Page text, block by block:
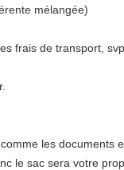
mélangée)
frais de transport,
les documents
le sac sera votre